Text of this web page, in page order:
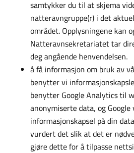
samtykker du til at skjema
natteravngruppe(r) i det
området. Opplysningene kan
Natteravnsekretariatet tar
deg angående henvendelsen.
å få informasjon om bruk av
benytter vi
benytter Google Analytics til
anonymiserte data, og Google
informasjonskapsel på din
vurdert det slik at det er
gjøre dette for å tilpasse